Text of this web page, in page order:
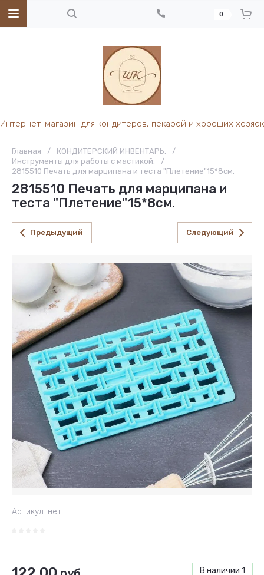
Интернет-магазин для кондитеров, пекарей и хороших хозяек
0
Главная / КОНДИТЕРСКИЙ ИНВЕНТАРЬ.
/
Инструменты для работы с мастикой.
/
2815510 Печать для марципана и теста "Плетение"15*8см.
2815510 Печать для марципана и
теста "Плетение"15*8см.
Предыдущий Следующий
Артикул: нет
В наличии 1